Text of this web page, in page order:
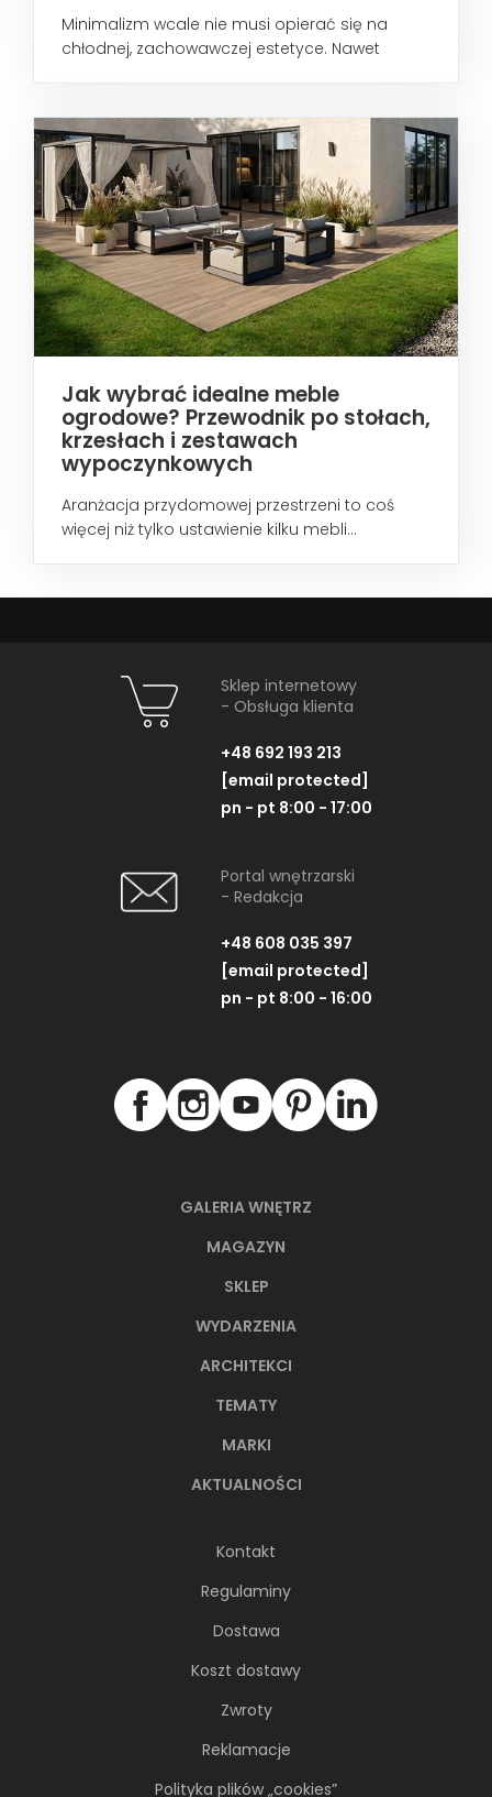
Minimalizm wcale nie musi opierać się na
chłodnej, zachowawczej estetyce. Nawet
Jak wybrać idealne meble
ogrodowe? Przewodnik po stołach,
krzesłach i zestawach
wypoczynkowych
Aranżacja przydomowej przestrzeni to coś
więcej niż tylko ustawienie kilku mebli...
GALERIA WNĘTRZ
MAGAZYN
SKLEP
WYDARZENIA
ARCHITEKCI
TEMATY
MARKI
AKTUALNOŚCI
Kontakt
Regulaminy
Dostawa
Koszt dostawy
Zwroty
Reklamacje
Polityka plików „cookies”
Sklep internetowy
- Obsługa klienta
+48 692 193 213
[email protected]
pn - pt 8:00 - 17:00
Portal wnętrzarski
- Redakcja
+48 608 035 397
[email protected]
pn - pt 8:00 - 16:00